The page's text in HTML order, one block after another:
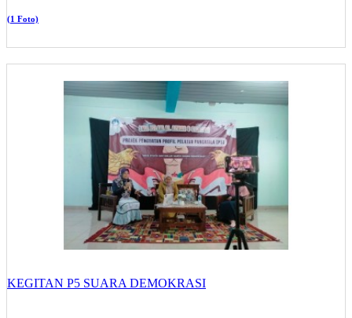
(1 Foto)
KEGITAN P5 SUARA DEMOKRASI